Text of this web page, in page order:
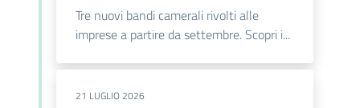
Tre nuovi bandi camerali rivolti alle
imprese a partire da settembre. Scopri i...
21 LUGLIO 2026